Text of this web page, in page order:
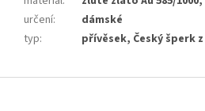
určení:
dámské
typ: přívěsek, Český šperk